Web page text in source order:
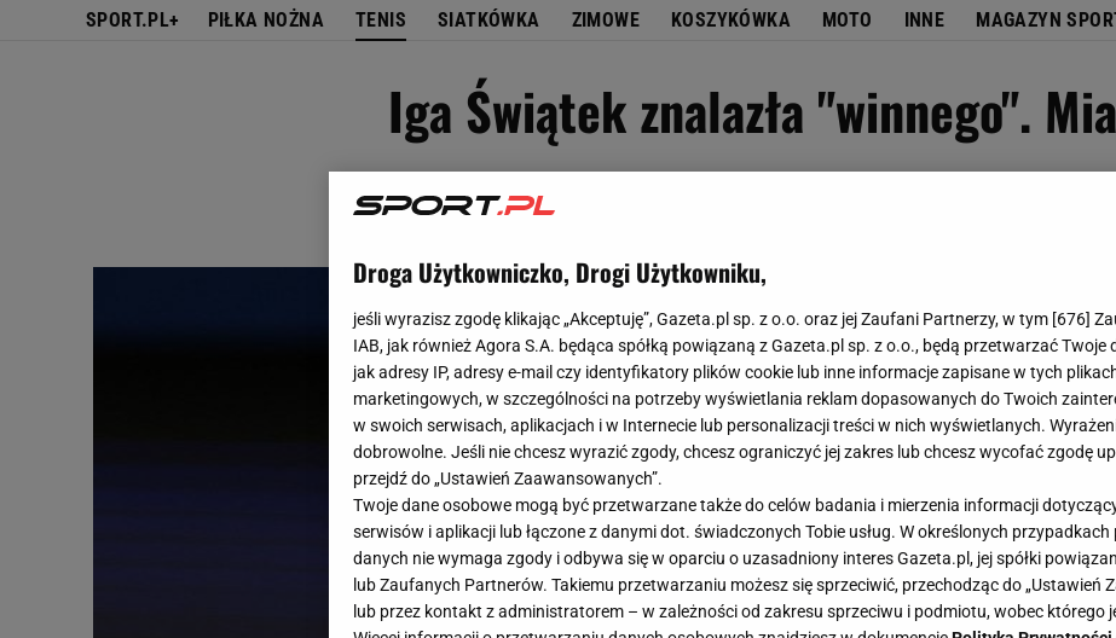
SPORT.PL+ PIŁKA NOŻNA TENIS SIATKÓWKA ZIMOWE KOSZYKÓWKA MOTO INNE MAGAZYN
Iga Świątek znalazła "winnego".
Droga Użytkowniczko, Drogi Użytkowniku,
jeśli wyrazisz zgodę klikając „Akceptuję”, Gazeta.pl sp. z o.o. oraz jej Zaufani Partnerzy, w tym [676]
IAB, jak również Agora S.A. będąca spółką powiązaną z Gazeta.pl sp. z o.o., będą przetwarzać Twoje
jak adresy IP, adresy e-mail czy identyfikatory plików cookie lub inne informacje zapisane w tych
marketingowych, w szczególności na potrzeby wyświetlania reklam dopasowanych do Twoich
w swoich serwisach, aplikacjach i w Internecie lub personalizacji treści w nich wyświetlanych.
dobrowolne. Jeśli nie chcesz wyrazić zgody, chcesz ograniczyć jej zakres lub chcesz wycofać zgodę
przejdź do „Ustawień Zaawansowanych”.
Twoje dane osobowe mogą być przetwarzane także do celów badania i mierzenia informacji
serwisów i aplikacji lub łączone z danymi dot. świadczonych Tobie usług. W określonych
danych nie wymaga zgody i odbywa się w oparciu o uzasadniony interes Gazeta.pl, jej spółki
lub Zaufanych Partnerów. Takiemu przetwarzaniu możesz się sprzeciwić, przechodząc do „Ustawień
lub przez kontakt z administratorem – w zależności od zakresu sprzeciwu i podmiotu, wobec którego